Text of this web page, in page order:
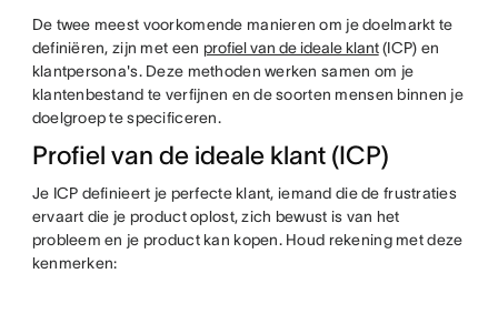
De twee meest voorkomende manieren om je doelmarkt te
definiëren, zijn met een profiel van de ideale klant(ICP) en
klantpersona's. Deze methoden werken samen om je
klantenbestand te verfijnen en de soorten mensen binnen je
doelgroep te specificeren.
Profiel van de ideale klant (ICP)
Je ICP definieert je perfecte klant, iemand die de frustraties
ervaart die je product oplost, zich bewust is van het
probleem en je product kan kopen. Houd rekening met deze
kenmerken: